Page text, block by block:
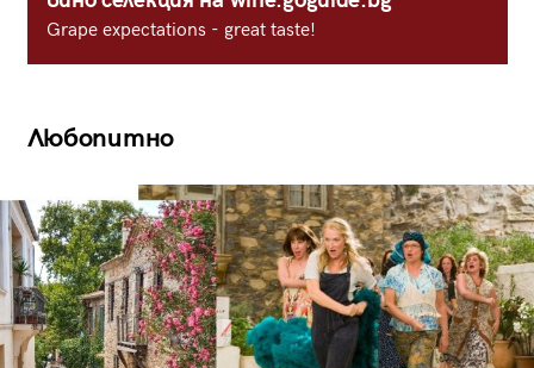
Grape expectations - great taste!
Любопитно